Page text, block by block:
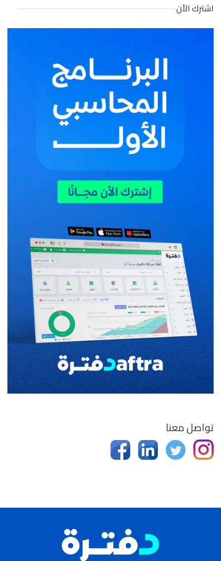
اشترك الأن
تواصل معنا